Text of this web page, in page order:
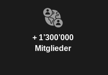
+ 1’300’000
Mitglieder